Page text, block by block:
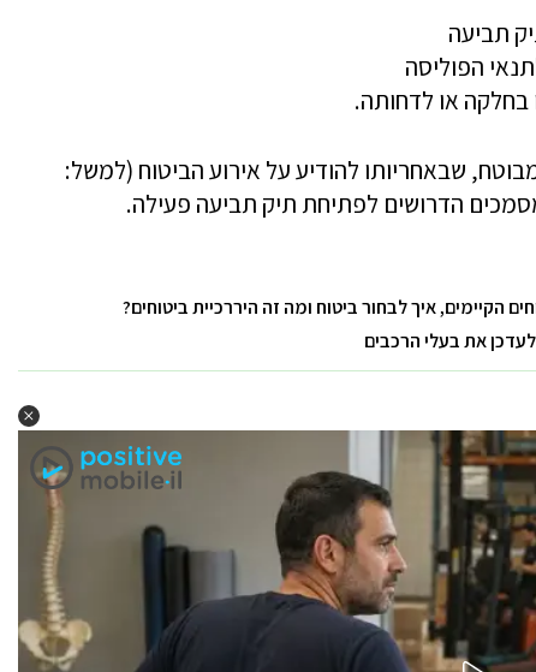
תביעה
הפוליסה
או לדחותה.
שבאחריותו להודיע על אירוע הביטוח (למשל:
הדרושים לפתיחת תיק תביעה פעילה.
הקיימים, איך לבחור ביטוח ומה זה היררכיית ביטוחים?
את בעלי הרכבים